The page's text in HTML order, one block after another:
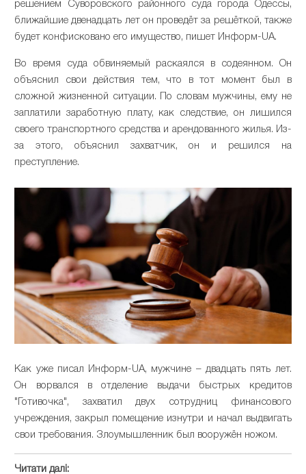
решением Суворовского районного суда города Одессы,
ближайшие двенадцать лет он проведёт за решёткой, также
будет конфисковано его имущество, пишет Информ-UA.
Во время суда обвиняемый раскаялся в содеянном. Он
объяснил свои действия тем, что в тот момент был в
сложной жизненной ситуации. По словам мужчины, ему не
заплатили заработную плату, как следствие, он лишился
своего транспортного средства и арендованного жилья. Из-
за этого, объяснил захватчик, он и решился на
преступление.
Как уже писал Информ-UA, мужчине – двадцать пять лет.
Он ворвался в отделение выдачи быстрых кредитов
"Готивочка", захватил двух сотрудниц финансового
учреждения, закрыл помещение изнутри и начал выдвигать
свои требования. Злоумышленник был вооружён ножом.
Читати далі: